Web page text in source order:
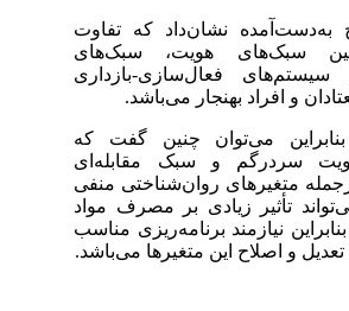
به‌دست‌آمده نشان‌داد که تفاوت
سبک‌های هویت، سبک‌های
سیستم‌های فعال‌سازی-بازداری
و افراد بهنجار می‌باشد.
می‌توان چنین گفت که
سردرگم و سبک مقابله‌ای
متغیرهای روان‌شناختی منفی
تأثیر زیادی بر مصرف مواد
نیازمند برنامه‌ریزی مناسب
و اصلاح این متغیرها می‌باشد.